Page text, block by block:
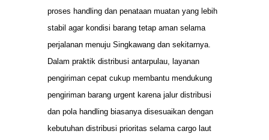
proses handling dan penataan muatan yang lebih
stabil agar kondisi barang tetap aman selama
perjalanan menuju Singkawang dan sekitarnya.
Dalam praktik distribusi antarpulau, layanan
pengiriman cepat cukup membantu mendukung
pengiriman barang urgent karena jalur distribusi
dan pola handling biasanya disesuaikan dengan
kebutuhan distribusi prioritas selama cargo laut